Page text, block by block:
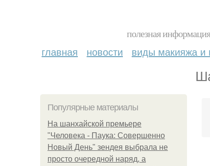
полезная
главная новости виды макияжа и
Популярные материалы
На шанхайской премьере
"Человека - Паука: Совершенно
Новый День" зендея выбрала не
просто очередной наряд, а